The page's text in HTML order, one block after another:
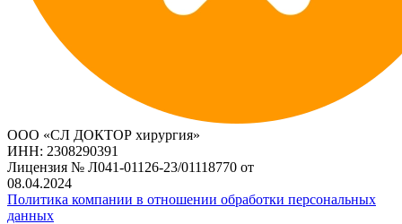
ООО «СЛ ДОКТОР хирургия»
ИНН: 2308290391
Лицензия № Л041-01126-23/01118770 от
08.04.2024
Политика компании в отношении обработки персональных
данных